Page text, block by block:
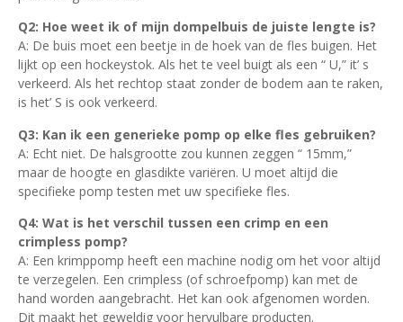
Q2: Hoe weet ik of mijn dompelbuis de juiste lengte is?
A: De buis moet een beetje in de hoek van de fles buigen. Het
lijkt op een hockeystok. Als het te veel buigt als een “ U,” it’ s
verkeerd. Als het rechtop staat zonder de bodem aan te raken,
is het’ S is ook verkeerd.
Q3: Kan ik een generieke pomp op elke fles gebruiken?
A: Echt niet. De halsgrootte zou kunnen zeggen “ 15mm,”
maar de hoogte en glasdikte variëren. U moet altijd die
specifieke pomp testen met uw specifieke fles.
Q4: Wat is het verschil tussen een crimp en een
crimpless pomp?
A: Een krimppomp heeft een machine nodig om het voor altijd
te verzegelen. Een crimpless (of schroefpomp) kan met de
hand worden aangebracht. Het kan ook afgenomen worden.
Dit maakt het geweldig voor hervulbare producten.